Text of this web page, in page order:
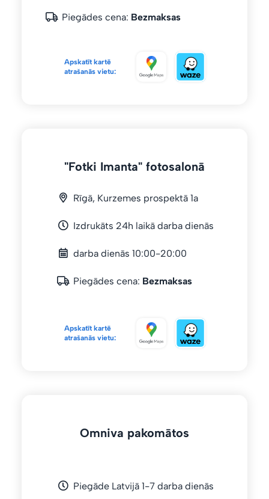
Piegādes cena: Bezmaksas
Apskatīt kartē
atrašanās vietu:
"Fotki Imanta" fotosalonā
Rīgā, Kurzemes prospektā 1a
Izdrukāts 24h laikā darba dienās
darba dienās 10:00-20:00
Piegādes cena: Bezmaksas
Apskatīt kartē
atrašanās vietu:
Omniva pakomātos
Piegāde Latvijā 1-7 darba dienās